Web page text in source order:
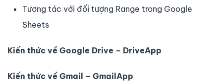
Tương tác với đối tượng Range trong Google
Sheets
Kiến thức về Google Drive – DriveApp
Kiến thức về Gmail – GmailApp